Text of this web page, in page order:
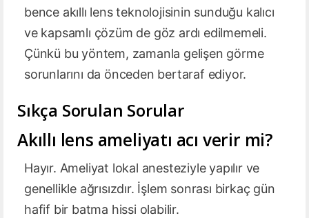
bence akıllı lens teknolojisinin sunduğu kalıcı
ve kapsamlı çözüm de göz ardı edilmemeli.
Çünkü bu yöntem, zamanla gelişen görme
sorunlarını da önceden bertaraf ediyor.
Sıkça Sorulan Sorular
Akıllı lens ameliyatı acı verir mi?
Hayır. Ameliyat lokal anesteziyle yapılır ve
genellikle ağrısızdır. İşlem sonrası birkaç gün
hafif bir batma hissi olabilir.